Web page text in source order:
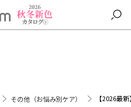
その他（お悩み別ケア） 【2026最